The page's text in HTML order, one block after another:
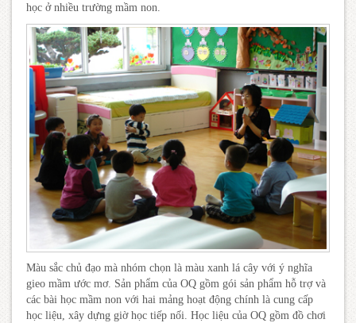
học ở nhiều trường mầm non.
Màu sắc chủ đạo mà nhóm chọn là màu xanh lá cây với ý nghĩa
gieo mầm ước mơ. Sản phẩm của OQ gồm gói sản phẩm hỗ trợ và
các bài học mầm non với hai mảng hoạt động chính là cung cấp
học liệu, xây dựng giờ học tiếp nối. Học liệu của OQ gồm đồ chơi